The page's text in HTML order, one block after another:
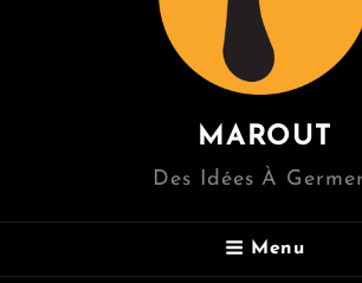
MAROUT
Des Idées À
Menu